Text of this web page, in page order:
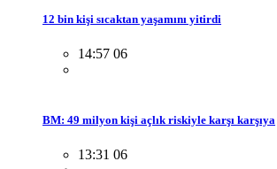
12 bin kişi sıcaktan yaşamını yitirdi
14:57 06
BM: 49 milyon kişi açlık riskiyle karşı karşıya
13:31 06